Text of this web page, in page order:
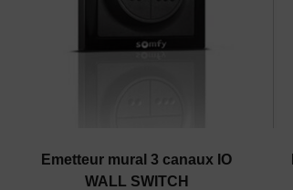
Emetteur mural 3 canaux IO
WALL SWITCH